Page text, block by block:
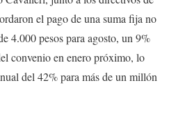
el pago de una suma fija no
4.000 pesos para agosto, un 9%
convenio en enero próximo, lo
del 42% para más de un millón